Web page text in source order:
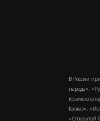
В России
народа»,
Кавказ»,
«Открытой